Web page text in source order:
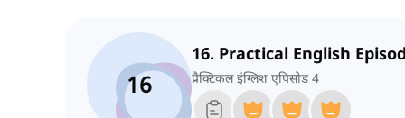
16
16. Practical English
प्रैक्टिकल इंग्लिश एपिसोड 4